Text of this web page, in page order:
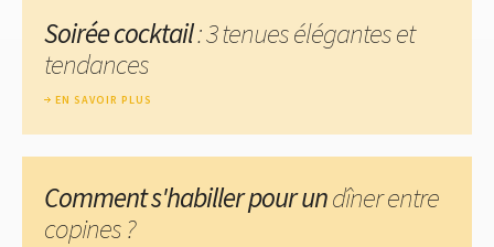
Soirée cocktail: 3 tenues élégantes et
tendances
EN SAVOIR PLUS
Comment s'habiller pour undîner entre
copines ?